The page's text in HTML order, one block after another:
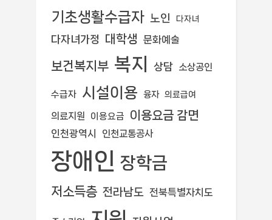
기초생활수급자 노인 다자녀
다자녀가정 대학생 문화예술
보건복지부 복지 상담 소상공인
수급자 시설이용 융자 의료급여
의료지원 이용요금 이용요금 감면
인천광역시 인천교통공사
장애인 장학금
저소득층 전라남도 전북특별자치도